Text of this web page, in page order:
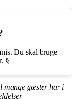
Du skal bruge
§
mange gæster har i